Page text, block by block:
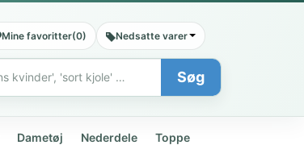
Mine favoritter(0) Nedsatte varer
Søg
Dametøj Nederdele Toppe